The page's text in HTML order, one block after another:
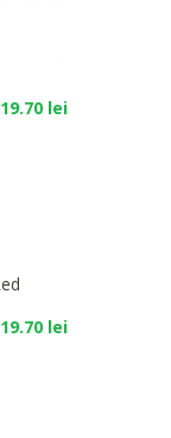
19.70 lei
19.70 lei